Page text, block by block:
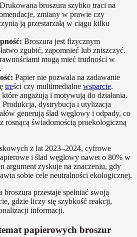
Drukowana broszura szybko traci na
zmiany w prawie czy
ją przestarzałą w ciągu kilku
Broszura jest fizycznym
zgubić, zapomnieć lub zniszczyć.
mogą mieć trudności w
Papier nie pozwala na zadawanie
treści czy multimedialne wsparcie.
angażują i motywują do działania.
Produkcja, dystrybucja i utylizacja
generują ślad węglowy i odpady, co
rosnącą świadomością proekologiczną
z lat 2023–2024, cyfrowe
i ślad węglowy nawet o 80% w
argument zyskuje na znaczeniu, gdy
sobie cele neutralności ekologicznej.
przestaje spełniać swoją
gdzie liczy się szybkość reakcji,
informacji.
papierowych broszur